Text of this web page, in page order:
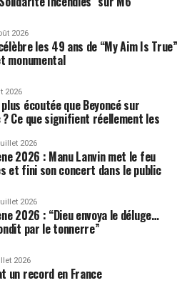
2026
les 49 ans de “My Aim Is True”
monumental
2026
écoutée que Beyoncé sur
? Ce que signifient réellement les
2026
2026 : Manu Lanvin met le feu
et fini son concert dans le public
2026
2026 : “Dieu envoya le déluge…
par le tonnerre”
2026
un record en France